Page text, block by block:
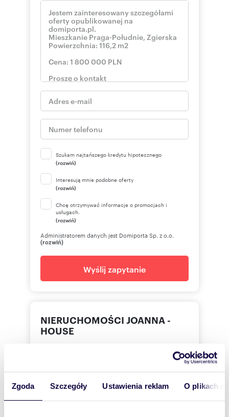
Zgoda Szczegóły Ustawienia reklam O plikach
Szukam najtańszego kredytu hipotecznego
(rozwiń)
Interesują mnie podobne oferty
(rozwiń)
Chcę otrzymywać informacje o promocjach i
usługach.
(rozwiń)
Administratorem danych jest Domiporta Sp. z o.o.
(rozwiń)
Wyślij zapytanie
NIERUCHOMOŚCI JOANNA -
HOUSE
22 627 Pokaż telefon